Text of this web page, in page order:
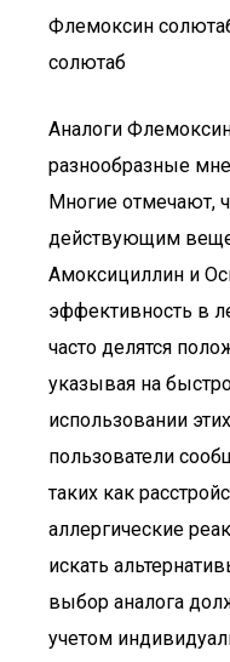
Флемоксин
солютаб
Аналоги
разнообразные
Многие отмечают,
действующим
Амоксициллин и
эффективность в
часто делятся
указывая на
использовании
пользователи
таких как
аллергические
искать
выбор аналога
учетом